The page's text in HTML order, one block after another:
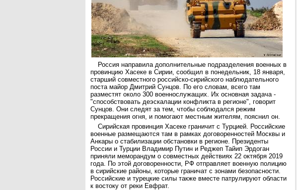
Россия направила дополнительные подразделения военных в
провинцию Хасеке в Сирии, сообщил в понедельник, 18 января,
старший совместного российско-сирийского наблюдательного
поста майор Дмитрий Сунцов. По его словам, всего там
разместят около 300 военнослужащих. Их основная задача -
"способствовать деэскалации конфликта в регионе", говорит
Сунцов. Они следят за тем, чтобы соблюдался режим
прекращения огня, и помогают местным жителям, пояснил он.
Сирийская провинция Хасеке граничит с Турцией. Российские
военные размещаются там в рамках договоренностей Москвы и
Анкары о стабилизации обстановки в регионе. Президенты
России и Турции Владимир Путин и Реджеп Тайип Эрдоган
приняли меморандум о совместных действиях 22 октября 2019
года. По этой договоренности, РФ отправляет военную полицию
в сирийские районы, которые граничат с зонами безопасности.
Российские и турецкие силы также вместе патрулируют области
к востоку от реки Евфрат.